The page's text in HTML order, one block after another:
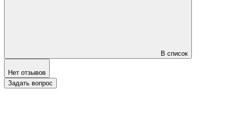
В список
Нет отзывов
Задать вопрос